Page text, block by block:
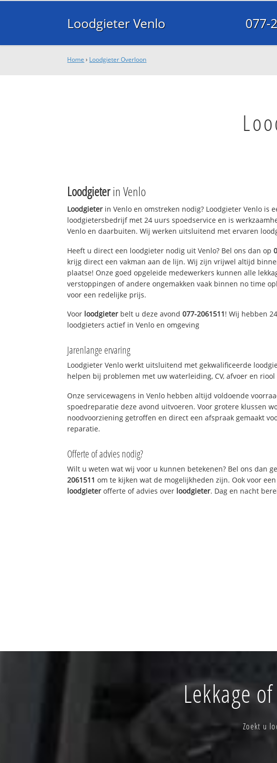
Loodgieter Venlo 077-
Home › Loodgieter Overloon
Loodgieterin Venlo
Loodgieter in Venlo en omstreken nodig? Loodgieter Venlo is
loodgietersbedrijf met 24 uurs spoedservice en is
Venlo en daarbuiten. Wij werken uitsluitend met ervaren
Heeft u direct een loodgieter nodig uit Venlo? Bel ons dan op
krijg direct een vakman aan de lijn. Wij zijn vrijwel altijd
plaatse! Onze goed opgeleide medewerkers kunnen alle
verstoppingen of andere ongemakken vaak binnen no time
voor een redelijke prijs.
Voor loodgieter belt u deze avond077-2061511! Wij hebben
loodgieters actief in Venlo en omgeving
Jarenlange ervaring
Loodgieter Venlo werkt uitsluitend met gekwalificeerde
helpen bij problemen met uw waterleiding, CV, afvoer en riool
Onze servicewagens in Venlo hebben altijd voldoende
spoedreparatie deze avond uitvoeren. Voor grotere klussen
noodvoorziening getroffen en direct een afspraak gemaakt
reparatie.
Offerte of advies nodig?
Wilt u weten wat wij voor u kunnen betekenen? Bel ons dan
2061511 om te kijken wat de mogelijkheden zijn. Ook voor
loodgieter offerte of advies over loodgieter. Dag en nacht
Lekkage
Zoekt u